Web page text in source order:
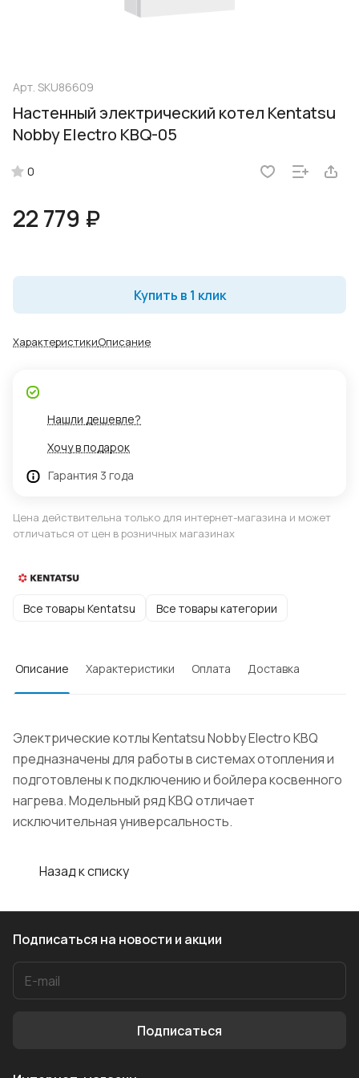
Арт. SKU86609
Настенный электрический котел Kentatsu
Nobby Electro KBQ-05
0
22 779 ₽
Купить в 1 клик
ХарактеристикиОписание
Нашли дешевле?
Хочу в подарок
Гарантия 3 года
Цена действительна только для интернет-магазина и может
отличаться от цен в розничных магазинах
Все товары Kentatsu Все товары категории
Описание Характеристики Оплата Доставка
Электрические котлы Kentatsu Nobby Electro KBQ
предназначены для работы в системах отопления и
подготовлены к подключению и бойлера косвенного
нагрева. Модельный ряд KBQ отличает
исключительная универсальность.
Назад к списку
Подписаться на новости и акции
Подписаться